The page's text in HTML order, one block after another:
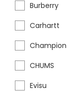
Burberry
Carhartt
Champion
CHUMS
Evisu